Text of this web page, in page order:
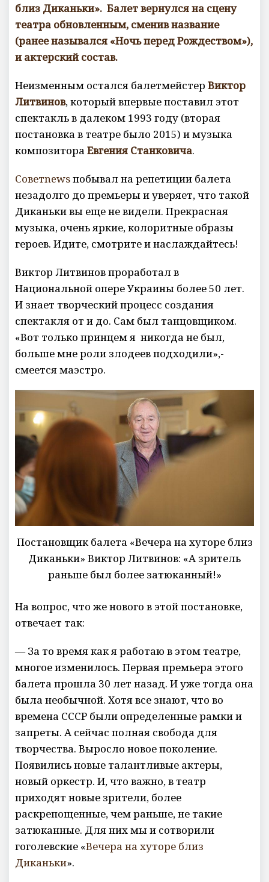
близ Диканьки». Балет вернулся на сцену
театра обновленным, сменив название
(ранее назывался «Ночь перед Рождеством»),
и актерский состав.
Неизменным остался балетмейстер Виктор
Литвинов, который впервые поставил этот
спектакль в далеком 1993 году (вторая
постановка в театре было 2015) и музыка
композитора Евгения Станковича.
Советnewsпобывал на репетиции балета
незадолго до премьеры и уверяет, что такой
Диканьки вы еще не видели. Прекрасная
музыка, очень яркие, колоритные образы
героев. Идите, смотрите и наслаждайтесь!
Виктор Литвинов проработал в
Национальной опере Украины более 50 лет.
И знает творческий процесс создания
спектакля от и до. Сам был танцовщиком.
«Вот только принцем я никогда не был,
больше мне роли злодеев подходили»,-
смеется маэстро.
Постановщик балета «Вечера на хуторе близ
Диканьки» Виктор Литвинов: «А зритель
раньше был более затюканный!»
На вопрос, что же нового в этой постановке,
отвечает так:
— За то время как я работаю в этом театре,
многое изменилось. Первая премьера этого
балета прошла 30 лет назад. И уже тогда она
была необычной. Хотя все знают, что во
времена СССР были определенные рамки и
запреты. А сейчас полная свобода для
творчества. Выросло новое поколение.
Появились новые талантливые актеры,
новый оркестр. И, что важно, в театр
приходят новые зрители, более
раскрепощенные, чем раньше, не такие
затюканные. Для них мы и сотворили
гоголевские «Вечера на хуторе близ
Диканьки».